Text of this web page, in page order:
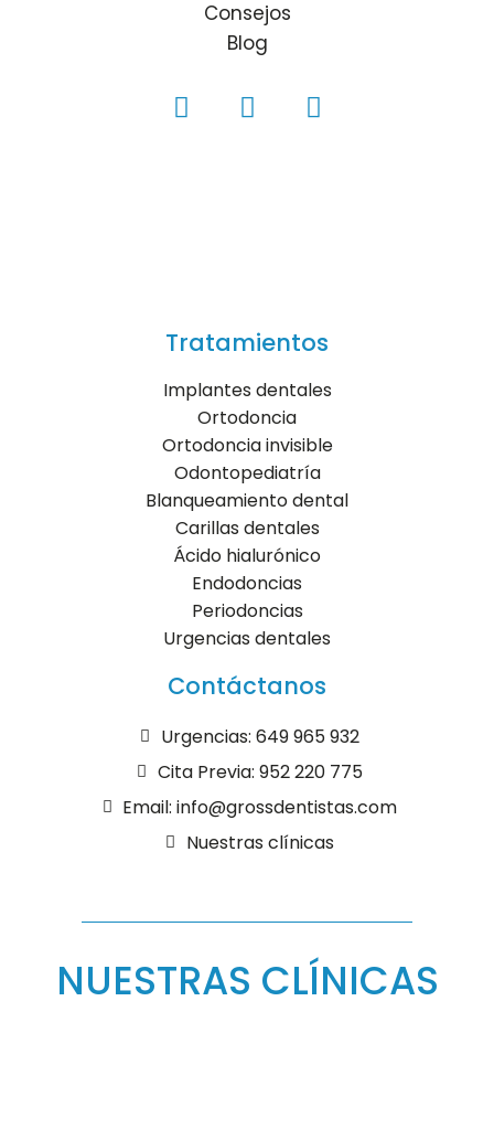
Consejos
Blog
Tratamientos
Implantes dentales
Ortodoncia
Ortodoncia invisible
Odontopediatría
Blanqueamiento dental
Carillas dentales
Ácido hialurónico
Endodoncias
Periodoncias
Urgencias dentales
Contáctanos
Urgencias: 649 965 932
Cita Previa: 952 220 775
Email: info@grossdentistas.com
Nuestras clínicas
NUESTRAS CLÍNICAS